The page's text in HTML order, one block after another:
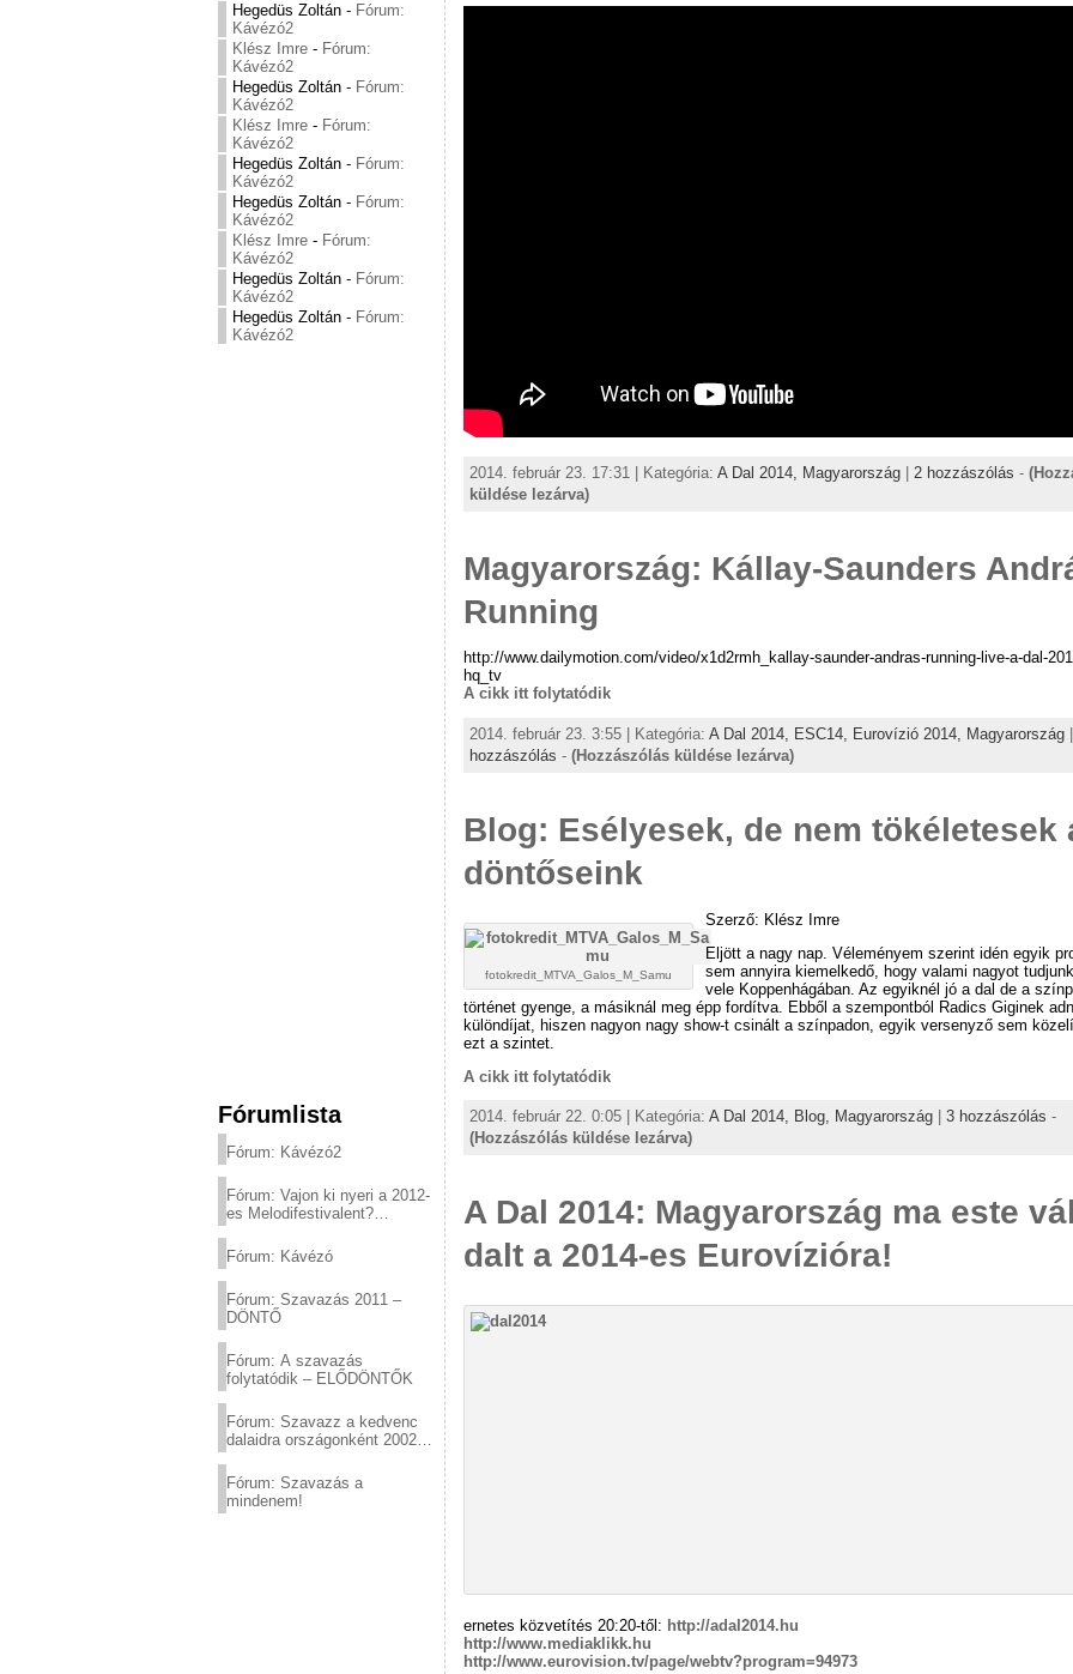
Hegedüs Zoltán - Fórum:
Kávézó2
Klész Imre - Fórum:
Kávézó2
Hegedüs Zoltán - Fórum:
Kávézó2
Klész Imre - Fórum:
Kávézó2
Hegedüs Zoltán - Fórum:
Kávézó2
Hegedüs Zoltán - Fórum:
Kávézó2
Klész Imre - Fórum:
Kávézó2
Hegedüs Zoltán - Fórum:
Kávézó2
Hegedüs Zoltán - Fórum:
Kávézó2
Fórumlista
Fórum: Kávézó2
Fórum: Vajon ki nyeri a 2012-
es Melodifestivalent?
Fórum: Kávézó
Fórum: Szavazás 2011 –
DÖNTŐ
Fórum: A szavazás
folytatódik – ELŐDÖNTŐK
Fórum: Szavazz a kedvenc
dalaidra országonként 2002
Fórum: Szavazás a
mindenem!
2014. február 23. 17:31 | Kategória: A Dal 2014, Magyarország | 2 hozzászólás -
küldése lezárva)
Magyarország: Kállay-Saunders
Running
http://www.dailymotion.com/video/x1d2rmh_kallay-saunder-andras-running-live-a-dal-
hq_tv
A cikk itt folytatódik
2014. február 23. 3:55 | Kategória: A Dal 2014, ESC14, Eurovízió 2014, Magyarország
hozzászólás - (Hozzászólás küldése lezárva)
Blog: Esélyesek, de nem tökéletesek
döntőseink
fotokredit_MTVA_Galos_M_Samu
Szerző: Klész Imre
Eljött a nagy nap. Véleményem szerint idén egyik
sem annyira kiemelkedő, hogy valami nagyot
vele Koppenhágában. Az egyiknél jó a dal de a
történet gyenge, a másiknál meg épp fordítva. Ebből a szempontból Radics Giginek
különdíjat, hiszen nagyon nagy show-t csinált a színpadon, egyik versenyző sem
ezt a szintet.
A cikk itt folytatódik
2014. február 22. 0:05 | Kategória: A Dal 2014, Blog, Magyarország 3 hozzászólás -
(Hozzászólás küldése lezárva)
A Dal 2014: Magyarország ma este
dalt a 2014-es Eurovízióra!
ernetes közvetítés 20:20-től: http://adal2014.hu
http://www.mediaklikk.hu
http://www.eurovision.tv/page/webtv?program=94973